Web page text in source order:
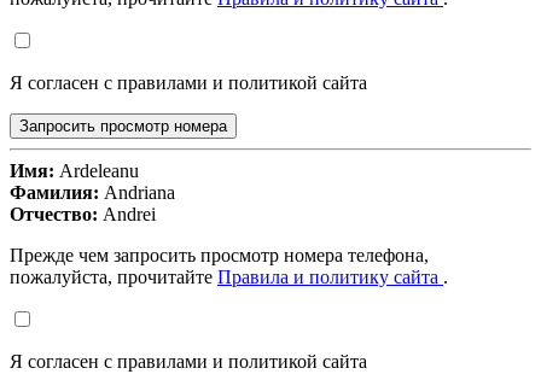
Я согласен с правилами и политикой сайта
Запросить просмотр номера
Имя: Ardeleanu
Фамилия: Andriana
Отчество: Andrei
Прежде чем запросить просмотр номера телефона,
пожалуйста, прочитайте Правила и политику сайта .
Я согласен с правилами и политикой сайта